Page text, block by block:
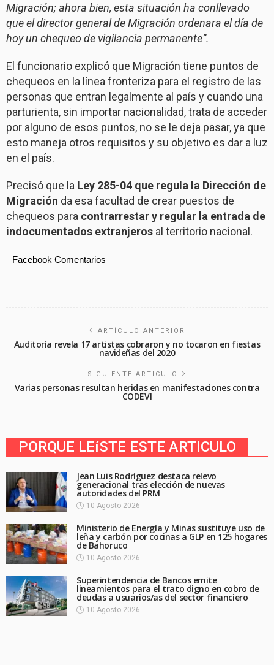
Migración; ahora bien, esta situación ha conllevado
que el director general de Migración ordenara el día de
hoy un chequeo de vigilancia permanente”.
El funcionario explicó que Migración tiene puntos de
chequeos en la línea fronteriza para el registro de las
personas que entran legalmente al país y cuando una
parturienta, sin importar nacionalidad, trata de acceder
por alguno de esos puntos, no se le deja pasar, ya que
esto maneja otros requisitos y su objetivo es dar a luz
en el país.
Precisó que la Ley 285-04 que regula la Dirección de
Migración da esa facultad de crear puestos de
chequeos para contrarrestar y regular la entrada de
indocumentados extranjeros al territorio nacional.
Facebook Comentarios
ARTÍCULO ANTERIOR
Auditoría revela 17 artistas cobraron y no tocaron en fiestas
navideñas del 2020
SIGUIENTE ARTICULO
Varias personas resultan heridas en manifestaciones contra
CODEVI
PORQUE LEíSTE ESTE ARTICULO
Jean Luis Rodríguez destaca relevo
generacional tras elección de nuevas
autoridades del PRM
10 Agosto 2026
Ministerio de Energía y Minas sustituye uso de
leña y carbón por cocinas a GLP en 125 hogares
de Bahoruco
10 Agosto 2026
Superintendencia de Bancos emite
lineamientos para el trato digno en cobro de
deudas a usuarios/as del sector financiero
10 Agosto 2026